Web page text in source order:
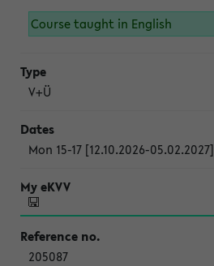
Course taught in English
V+Ü
Mon 15-17 [12.10.2026-05.02.2027]
205087